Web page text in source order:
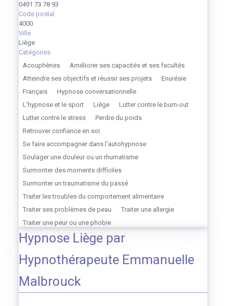
0491 73 78 93
Code postal
4000
Ville
Liège
Catégories
Acouphènes
Améliorer ses capacités et ses facultés
Atteindre ses objectifs et réussir ses projets
Enurésie
Français
Hypnose conversationnelle
L'hypnose et le sport
Liège
Lutter contre le burn-out
Lutter contre le stress
Perdre du poids
Retrouver confiance en soi
Se faire accompagner dans l'autohypnose
Soulager une douleur ou un rhumatisme
Surmonter des moments difficiles
Surmonter un traumatisme du passé
Traiter les troubles du comportement alimentaire
Traiter ses problèmes de peau
Traiter une allergie
Traiter une peur ou une phobie
Hypnose Liège par
Hypnothérapeute Emmanuelle
Malbrouck